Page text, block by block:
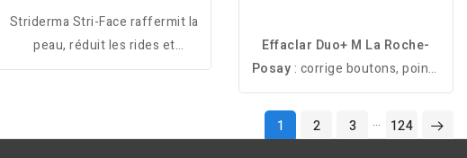
Striderma Stri-Face raffermit la
peau, réduit les rides et
hydrate intensément pour un
Effaclar Duo+ M La Roche-
Posay : corrige boutons, points
noirs et marques. Action anti-
récidive, hydratante et anti-
imperfections rapide.
1 2 3 … 124